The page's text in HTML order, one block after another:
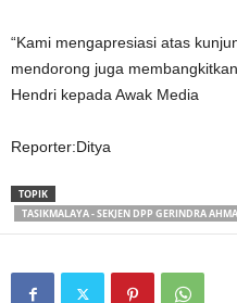
“Kami mengapresiasi atas
mendorong juga
Hendri kepada Awak Media
Reporter:Ditya
TOPIK
TASIKMALAYA - SEKJEN DPP GERINDRA